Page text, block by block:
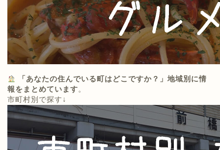
「あなたの住んでいる町はどこですか？」地域別に情
報をまとめています。
市町村別で探す↓